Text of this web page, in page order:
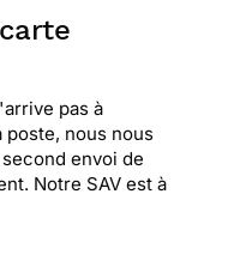
pas à
poste, nous nous
envoi de
Notre SAV est à